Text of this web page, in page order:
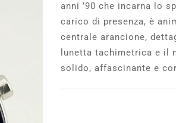
anni ’90 che incarna lo
carico di presenza, è
centrale arancione,
lunetta tachimetrica e il
solido, affascinante e